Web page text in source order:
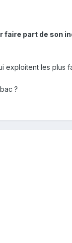
faire part de son
exploitent les plus
?